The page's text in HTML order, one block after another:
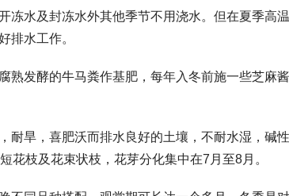
冻水及封冻水外其他季节不用浇水。但在夏季高
排水工作。
熟发酵的牛马粪作基肥，每年入冬前施一些芝麻酱
耐旱，喜肥沃而排水良好的土壤，不耐水湿，碱
花枝及花束状枝，花芽分化集中在7月至8月。